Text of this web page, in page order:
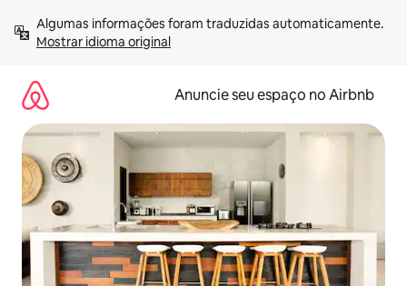
para
Mostrar idioma original
Anuncie seu espaço no Airbnb